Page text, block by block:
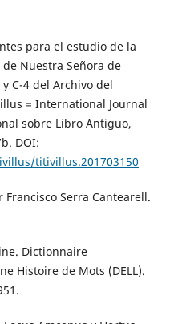
para el estudio de la
Nuestra Señora de
C-4 del Archivo del
= International Journal
sobre Libro Antiguo,
DOI:
titivillus.201703150
Francisco Serra Cantearell.
Dictionnaire
Histoire de Mots (DELL).